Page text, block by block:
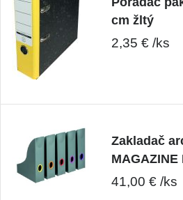
cm žltý
2,35 € /ks
Zakladač
MAGAZINE
41,00 € /ks